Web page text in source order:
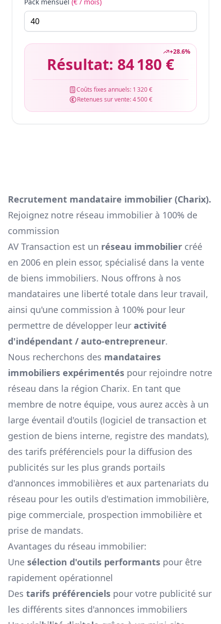
Pack mensuel (€ / mois)
+28.6%
Résultat: 84 180 €
Coûts fixes annuels: 1 320 €
Retenues sur vente:4 500 €
Recrutement mandataire immobilier (Charix).
Rejoignez notre réseau immobilier à 100% de
commission
AV Transaction est un réseau immobilier créé
en 2006 en plein essor, spécialisé dans la vente
de biens immobiliers. Nous offrons à nos
mandataires une liberté totale dans leur travail,
ainsi qu'une commission à 100% pour leur
permettre de développer leur activité
d'indépendant / auto-entrepreneur.
Nous recherchons des mandataires
immobiliers expérimentés pour rejoindre notre
réseau dans la région Charix. En tant que
membre de notre équipe, vous aurez accès à un
large éventail d'outils (logiciel de transaction et
gestion de biens interne, registre des mandats),
des tarifs préférenciels pour la diffusion des
publicités sur les plus grands portails
d'annonces immobilières et aux partenariats du
réseau pour les outils d'estimation immobilière,
pige commerciale, prospection immobilière et
prise de mandats.
Avantages du réseau immobilier:
Une sélection d'outils performants pour être
rapidement opérationnel
Des tarifs préférenciels pour votre publicité sur
les différents sites d'annonces immobiliers